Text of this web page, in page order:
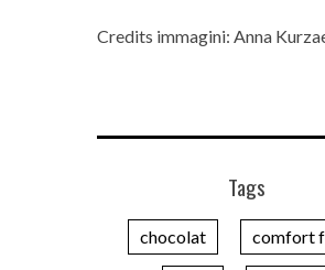
Credits immagini: Anna
Tags
chocolat comfort